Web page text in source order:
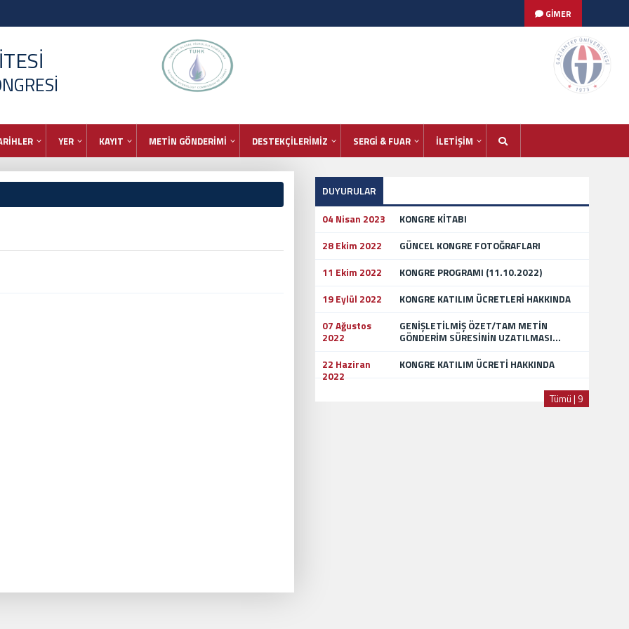
GİMER
YER KAYIT METİN GÖNDERİMİ DESTEKÇİLERİMİZ SERGİ & FUAR İLETİŞİM
DUYURULAR
04 Nisan 2023
KONGRE KİTABI
28 Ekim 2022
GÜNCEL KONGRE FOTOĞRAFLARI
11 Ekim 2022
KONGRE PROGRAMI (11.10.2022)
19 Eylül 2022
KONGRE KATILIM ÜCRETLERİ HAKKINDA
07 Ağustos
2022
GENİŞLETİLMİŞ ÖZET/TAM METİN
GÖNDERİM SÜRESİNİN UZATILMASI...
22 Haziran
2022
KONGRE KATILIM ÜCRETİ HAKKINDA
Tümü | 9